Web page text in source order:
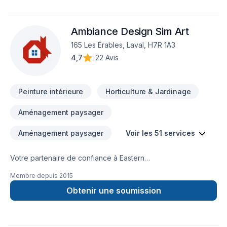
Ambiance Design Sim Art
165 Les Érables, Laval, H7R 1A3
4,7
22 Avis
Peinture intérieure Horticulture & Jardinage
Aménagement paysager
Aménagement paysager Voir les 51 services
Votre partenaire de confiance à Eastern
Ambiance Design Sim Art, spécialiste de Arbres et haies,
Béton, Calfeutrage, Carrelage, Crépis, Cuisine, Démolition,
Drain français, Excavation, Excavation intérieur, Fissures,
Membre depuis 2015
Obtenir une soumission